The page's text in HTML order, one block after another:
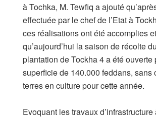
à Tochka, M. Tewfiq a ajouté
effectuée par le chef de l’Etat à
ces réalisations ont été accomplies et
qu’aujourd’hui la saison de récolte
plantation de Tockha 4 a été ouverte
superficie de 140.000 feddans, sans
terres en culture pour cette année.
Evoquant les travaux d’infrastructure